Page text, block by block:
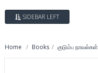
SIDEBAR LEFT
Home Books குடும்ப நாவல்கள்